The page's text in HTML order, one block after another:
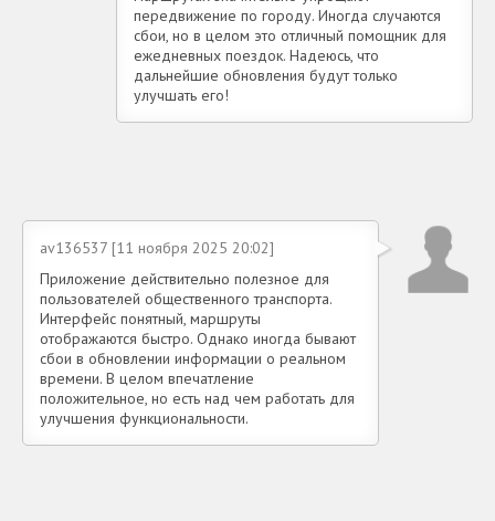
передвижение по городу. Иногда случаются
сбои, но в целом это отличный помощник для
ежедневных поездок. Надеюсь, что
дальнейшие обновления будут только
улучшать его!
av136537 [11 ноября 2025 20:02]
Приложение действительно полезное для
пользователей общественного транспорта.
Интерфейс понятный, маршруты
отображаются быстро. Однако иногда бывают
сбои в обновлении информации о реальном
времени. В целом впечатление
положительное, но есть над чем работать для
улучшения функциональности.